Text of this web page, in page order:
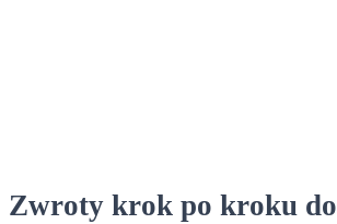
Zwroty krok po kroku